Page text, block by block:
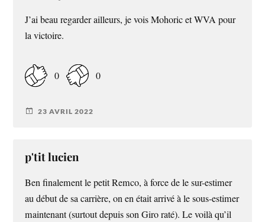
J’ai beau regarder ailleurs, je vois Mohoric et WVA pour
la victoire.
0 0
23 AVRIL 2022
p'tit lucien
Ben finalement le petit Remco, à force de le sur-estimer
au début de sa carrière, on en était arrivé à le sous-estimer
maintenant (surtout depuis son Giro raté). Le voilà qu’il